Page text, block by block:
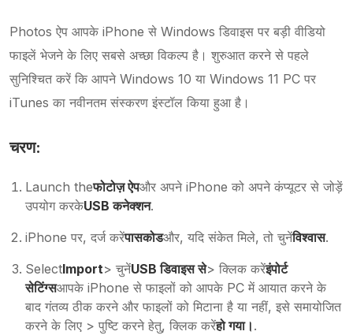
Photos ऐप आपके iPhone से Windows डिवाइस पर बड़ी वीडियो
फाइलें भेजने के लिए सबसे अच्छा विकल्प है। शुरुआत करने से पहले
सुनिश्चित करें कि आपने Windows 10 या Windows 11 PC पर
iTunes का नवीनतम संस्करण इंस्टॉल किया हुआ है।
चरण:
Launch theफोटोज़ ऐपऔर अपने iPhone को अपने कंप्यूटर से जोड़ें
उपयोग करकेUSB कनेक्शन.
iPhone पर, दर्ज करेंपासकोडऔर, यदि संकेत मिले, तो चुनेंविश्वास.
SelectImport> चुनेंUSB डिवाइस से> क्लिक करेंइंपोर्ट
सेटिंग्सआपके iPhone से फाइलों को आपके PC में आयात करने के
बाद गंतव्य ठीक करने और फाइलों को मिटाना है या नहीं, इसे समायोजित
करने के लिए > पुष्टि करने हेतु, क्लिक करेंहो गया। .